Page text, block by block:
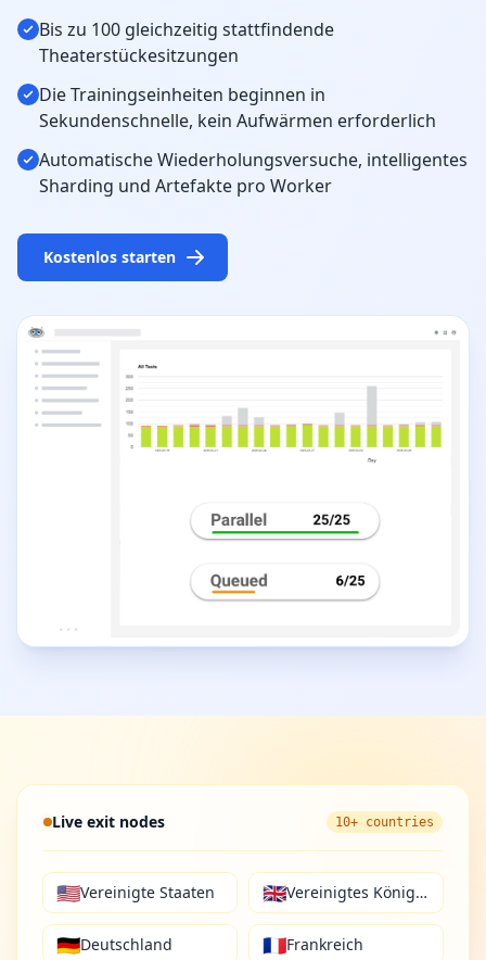
Bis zu 100 gleichzeitig stattfindende
Theaterstückesitzungen
Die Trainingseinheiten beginnen in
Sekundenschnelle, kein Aufwärmen erforderlich
Automatische Wiederholungsversuche, intelligentes
Sharding und Artefakte pro Worker
Kostenlos starten
Live exit nodes 10+ countries
🇺🇸Vereinigte Staaten 🇬🇧 Vereinigtes Königreich
🇩🇪Deutschland 🇫🇷Frankreich